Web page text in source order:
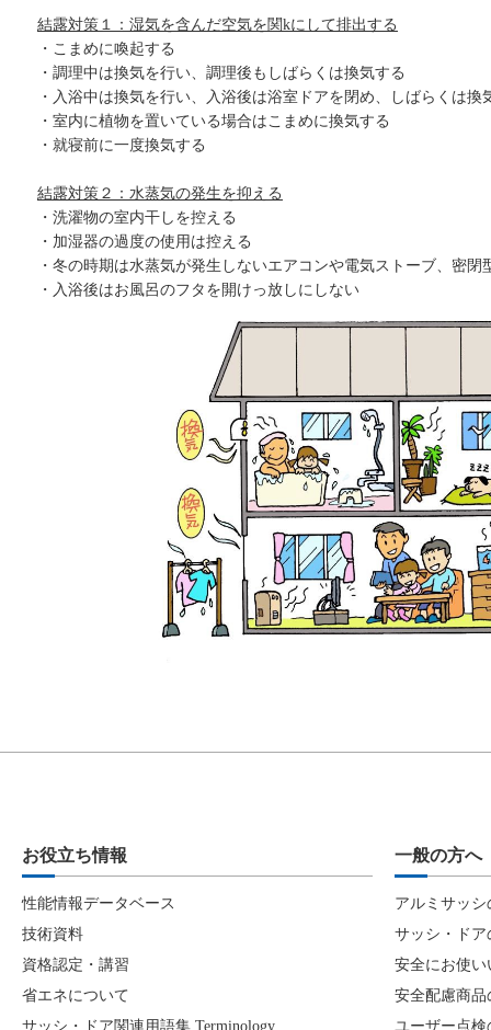
結露対策１：湿気を含んだ空気を関kにして排出する
・こまめに喚起する
・調理中は換気を行い、調理後もしばらくは換気する
・入浴中は換気を行い、入浴後は浴室ドアを閉め、しばらくは換
・室内に植物を置いている場合はこまめに換気する
・就寝前に一度換気する
結露対策２：水蒸気の発生を抑える
・洗濯物の室内干しを控える
・加湿器の過度の使用は控える
・冬の時期は水蒸気が発生しないエアコンや電気ストーブ、密閉
・入浴後はお風呂のフタを開けっ放しにしない
お役立ち情報
性能情報データベース
技術資料
資格認定・講習
省エネについて
サッシ・ドア関連用語集 Terminology
一般の方へ
アルミサッ
サッシ・ドア
安全にお使
安全配慮商品
ユーザー点検